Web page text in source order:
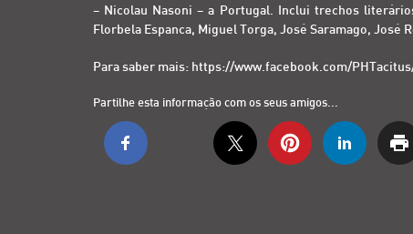
– Nicolau Nasoni – a Portugal. Inclui trechos
Florbela Espanca, Miguel Torga, José Saramago,
Para saber mais: https://www.facebook.com/
Partilhe esta informação com os seus amigos...